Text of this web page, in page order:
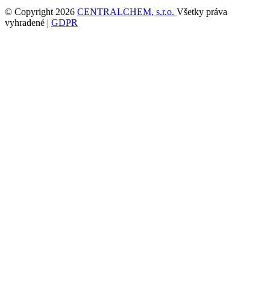
© Copyright 2026 CENTRALCHEM, s.r.o. Všetky práva
vyhradené | GDPR